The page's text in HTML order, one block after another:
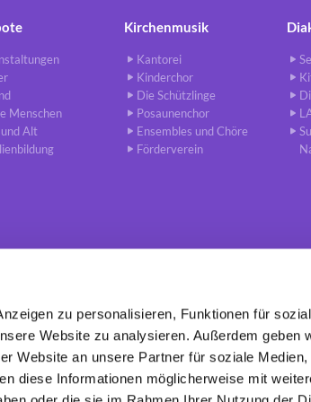
zu personalisieren, Funktionen für
Website zu analysieren. Außerdem geben
Website an unsere Partner für soziale Medien,
diese Informationen möglicherweise mit
Menschen
Alt
Kirchenmusik
Kantorei
Kinderchor
Die Schützlinge
Posaunenchor
Ensembles und Chöre
Förderverein
· Leibnizstr. 79 - 10625 Berlin030 / 318
Kontaktinformationen Impressum